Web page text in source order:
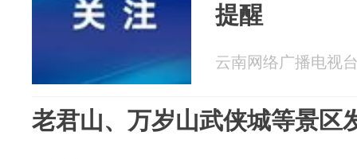
提醒
云南网络广播电视
老君山、万岁山武侠城等景区